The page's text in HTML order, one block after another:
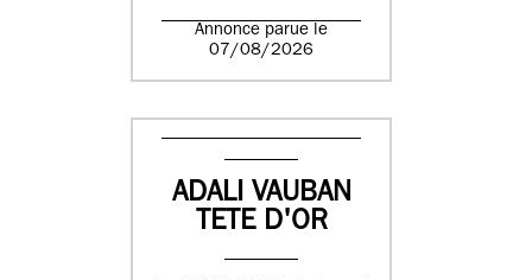
Annonce parue le
07/08/2026
ADALI VAUBAN
TETE D'OR